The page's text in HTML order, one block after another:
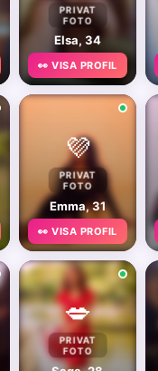
PRIVAT
FOTO
Elsa, 34
👀 VISA PROFIL
💜
PRIVAT
FOTO
Emma, 31
👀 VISA PROFIL
💋
PRIVAT
FOTO